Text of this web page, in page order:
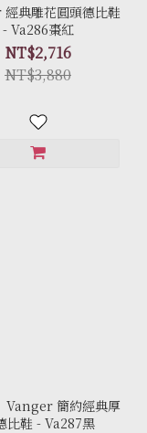
典雕花圓頭德比鞋
- Va286棗紅
NT$2,716
NT$3,880
Vanger 簡約經典厚
比鞋 - Va287黑